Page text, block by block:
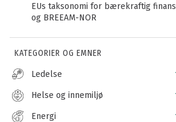
EUs taksonomi for bærekraftig finans
og BREEAM-NOR
KATEGORIER OG EMNER
Ledelse
Helse og innemiljø
Energi